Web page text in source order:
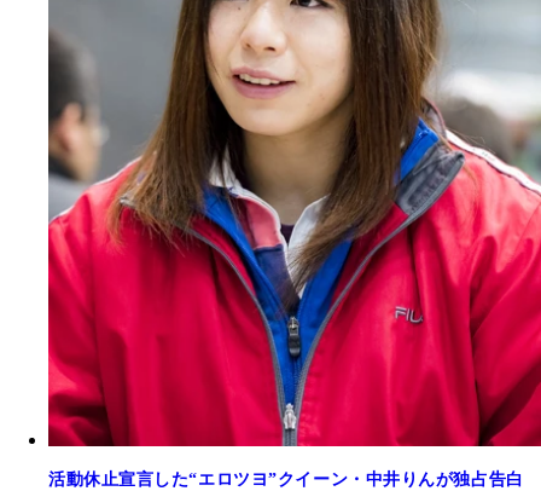
活動休止宣言した“エロツヨ”クイーン・中井りんが独占告白